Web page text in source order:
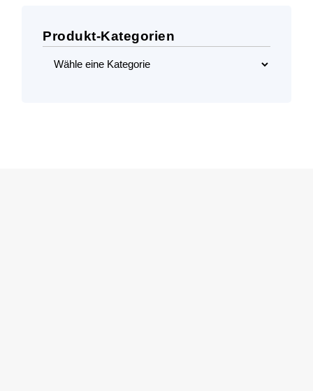
Produkt-Kategorien